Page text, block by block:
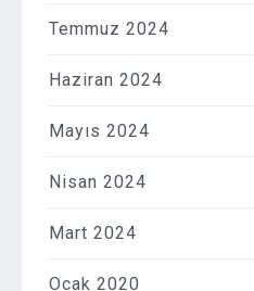
Temmuz 2024
Haziran 2024
Mayıs 2024
Nisan 2024
Mart 2024
Ocak 2020